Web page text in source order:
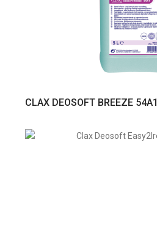
CLAX DEOSOFT BREEZE 54A1